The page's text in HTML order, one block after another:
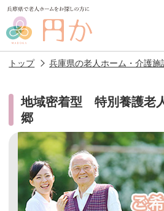
老人ホームを
探す
施設選びのポイント 施設
老人ホームの種類 よく
トップ 兵庫県の老人ホーム・介護施
地域密着型 特別養護老
郷